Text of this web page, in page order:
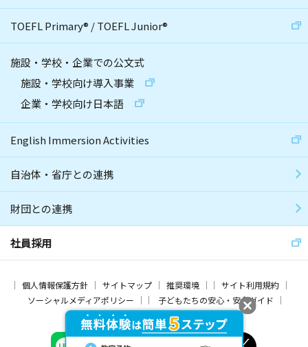
TOEFL Primary® /TOEFL Junior®
施設・学校・企業での公文式
施設・学校向け導入事業
企業・学校向け日本語
English Immersion Activities
自治体・省庁との連携
財団との連携
社員採用
個人情報保護方針 サイトマップ 推奨環境
サイト利用規約
ソーシャルメディアポリシー
子どもたちの安心・安全ガイド